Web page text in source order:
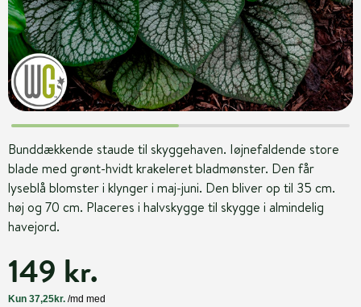
Bunddækkende staude til skyggehaven. Iøjnefaldende store
blade med grønt-hvidt krakeleret bladmønster. Den får
lyseblå blomster i klynger i maj-juni. Den bliver op til 35 cm.
høj og 70 cm. Placeres i halvskygge til skygge i almindelig
havejord.
149 kr.